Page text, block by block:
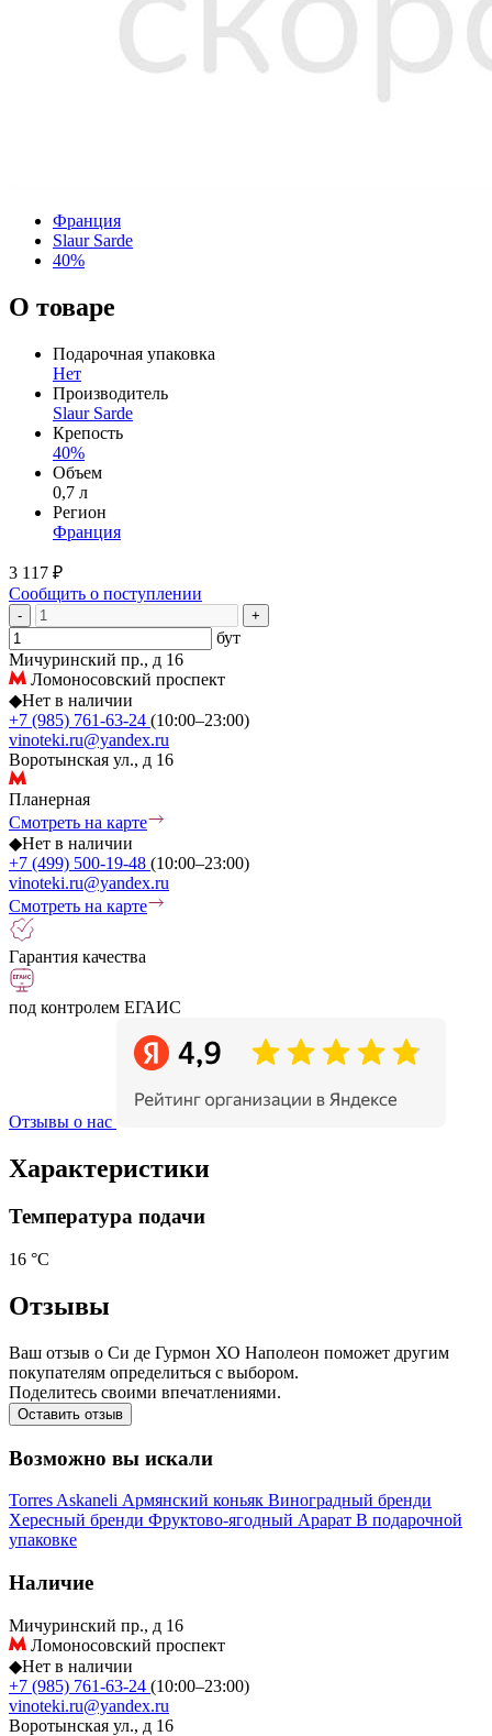
Франция
Slaur Sarde
40%
О товаре
Подарочная упаковка
Нет
Производитель
Slaur Sarde
Крепость
40%
Объем
0,7 л
Регион
Франция
3 117 ₽
Сообщить о поступлении
- +
бут
Мичуринский пр., д 16
Ломоносовский проспект
◆Нет в наличии
+7 (985) 761-63-24 (10:00–23:00)
vinoteki.ru@yandex.ru
Воротынская ул., д 16
Планерная
Смотреть на карте
◆Нет в наличии
+7 (499) 500-19-48 (10:00–23:00)
vinoteki.ru@yandex.ru
Смотреть на карте
Гарантия качества
под контролем ЕГАИС
Отзывы о нас
Характеристики
Температура подачи
16 °С
Отзывы
Ваш отзыв о Си де Гурмон ХО Наполеон поможет другим
покупателям определиться с выбором.
Поделитесь своими впечатлениями.
Оставить отзыв
Возможно вы искали
TorresAskaneli Армянский коньяк Виноградный бренди
Хересный бренди Фруктово-ягодный Арарат В подарочной
упаковке
Наличие
Мичуринский пр., д 16
Ломоносовский проспект
◆Нет в наличии
+7 (985) 761-63-24 (10:00–23:00)
vinoteki.ru@yandex.ru
Воротынская ул., д 16